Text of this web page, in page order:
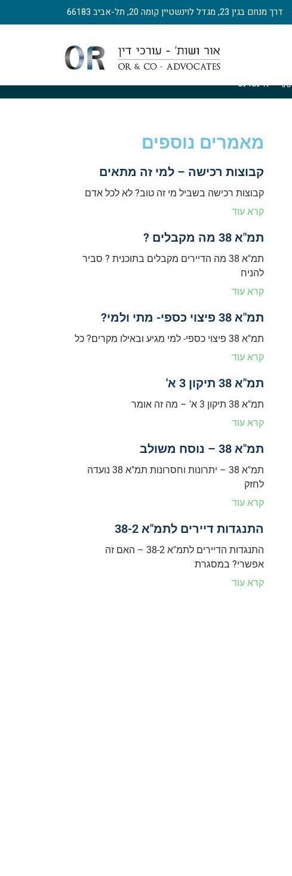
דרך מנחם בגין 23, מגדל לוינשטיין קומה 20, תל-אביב 66183
> אינטרנט > "המתווך מכר דירות אבל לא קיבל כסף"
מאמרים נוספים
קבוצות רכישה – למי זה מתאים
קבוצות רכישה בשביל מי זה טוב? לא לכל אדם
קרא עוד
תמ"א 38 מה מקבלים ?
תמ"א 38 מה הדיירים מקבלים בתוכנית ? סביר
להניח
קרא עוד
תמ"א 38 פיצוי כספי- מתי ולמי?
תמ"א 38 פיצוי כספי- למי מגיע ובאילו מקרים? כל
קרא עוד
תמ"א 38 תיקון 3 א'
תמ"א 38 תיקון 3 א' – מה זה אומר
קרא עוד
תמ"א 38 – נוסח משולב
תמ"א 38 – יתרונות וחסרונות תמ"א 38 נועדה
לחזק
קרא עוד
התנגדות דיירים לתמ"א 38-2
התנגדות הדיירים לתמ"א 38-2 – האם זה
אפשרי? במסגרת
קרא עוד